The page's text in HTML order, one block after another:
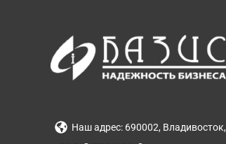
Наш адрес: 690002, Владивосток,